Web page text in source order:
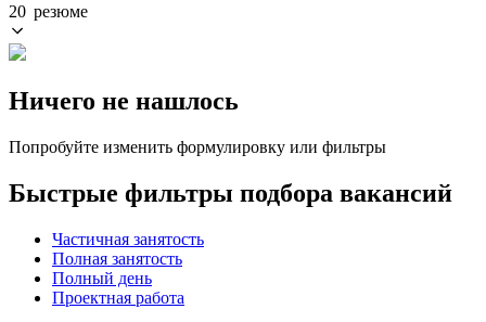
20 резюме
Ничего не нашлось
Попробуйте изменить формулировку или фильтры
Быстрые фильтры подбора вакансий
Частичная занятость
Полная занятость
Полный день
Проектная работа